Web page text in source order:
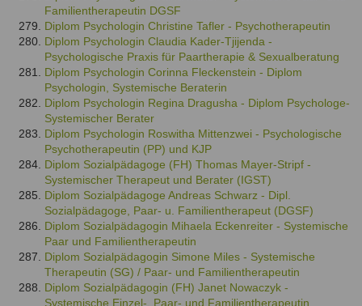
Familientherapeutin DGSF
Diplom Psychologin Christine Tafler - Psychotherapeutin
Diplom Psychologin Claudia Kader-Tjijenda -
Psychologische Praxis für Paartherapie & Sexualberatung
Diplom Psychologin Corinna Fleckenstein - Diplom
Psychologin, Systemische Beraterin
Diplom Psychologin Regina Dragusha - Diplom Psychologe-
Systemischer Berater
Diplom Psychologin Roswitha Mittenzwei - Psychologische
Psychotherapeutin (PP) und KJP
Diplom Sozialpädagoge (FH) Thomas Mayer-Stripf -
Systemischer Therapeut und Berater (IGST)
Diplom Sozialpädagoge Andreas Schwarz - Dipl.
Sozialpädagoge, Paar- u. Familientherapeut (DGSF)
Diplom Sozialpädagogin Mihaela Eckenreiter - Systemische
Paar und Familientherapeutin
Diplom Sozialpädagogin Simone Miles - Systemische
Therapeutin (SG) / Paar- und Familientherapeutin
Diplom Sozialpädagogin (FH) Janet Nowaczyk -
Systemische Einzel-, Paar- und Familientherapeutin